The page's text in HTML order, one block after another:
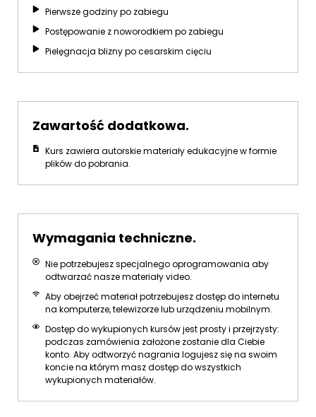
Pierwsze godziny po zabiegu
Postępowanie z noworodkiem po zabiegu
Pielęgnacja blizny po cesarskim cięciu
Zawartość dodatkowa.
Kurs zawiera autorskie materiały edukacyjne w formie
plików do pobrania.
Wymagania techniczne.
Nie potrzebujesz specjalnego oprogramowania aby
odtwarzać nasze materiały video.
Aby obejrzeć materiał potrzebujesz dostęp do internetu
na komputerze, telewizorze lub urządzeniu mobilnym.
Dostęp do wykupionych kursów jest prosty i przejrzysty:
podczas zamówienia założone zostanie dla Ciebie
konto. Aby odtworzyć nagrania logujesz się na swoim
koncie na którym masz dostęp do wszystkich
wykupionych materiałów.